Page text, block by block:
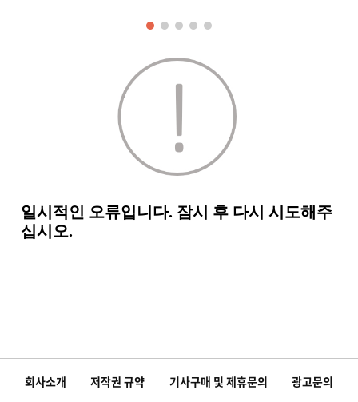
회사소개 저작권 규약 기사구매 및 제휴문의 광고문의